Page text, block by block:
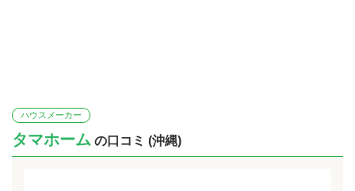
ハウスメーカー
タマホーム の口コミ (沖縄)